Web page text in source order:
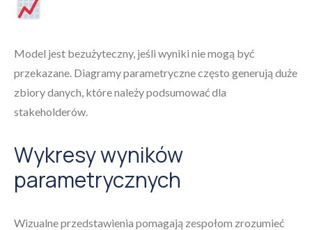
Model jest bezużyteczny, jeśli wyniki nie mogą być
przekazane. Diagramy parametryczne często generują duże
zbiory danych, które należy podsumować dla
stakeholderów.
Wykresy wyników
parametrycznych
Wizualne przedstawienia pomagają zespołom zrozumieć